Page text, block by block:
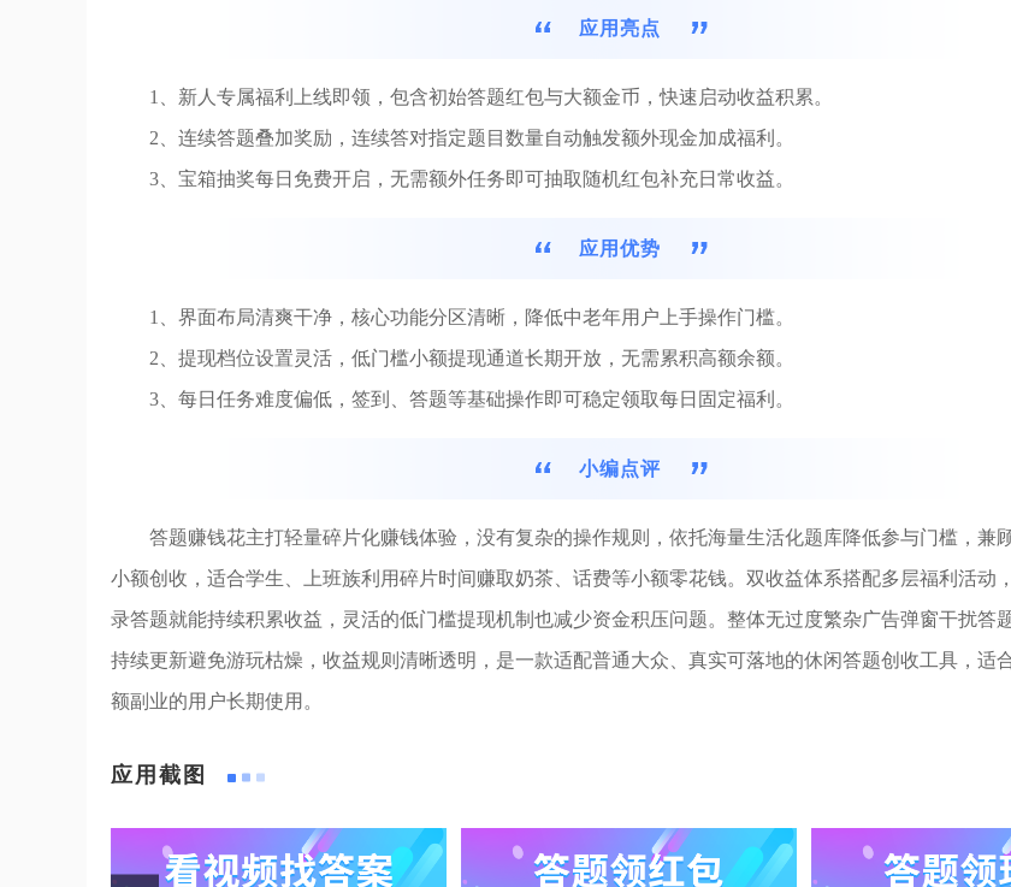
应用亮点
1、新人专属福利上线即领，包含初始答题红包与大额金币，快速启动收益积累。
2、连续答题叠加奖励，连续答对指定题目数量自动触发额外现金加成福利。
3、宝箱抽奖每日免费开启，无需额外任务即可抽取随机红包补充日常收益。
应用优势
1、界面布局清爽干净，核心功能分区清晰，降低中老年用户上手操作门槛。
2、提现档位设置灵活，低门槛小额提现通道长期开放，无需累积高额余额。
3、每日任务难度偏低，签到、答题等基础操作即可稳定领取每日固定福利。
小编点评
答题赚钱花主打轻量碎片化赚钱体验，没有复杂的操作规则，依托海量生活化题库降低参与门槛，兼
小额创收，适合学生、上班族利用碎片时间赚取奶茶、话费等小额零花钱。双收益体系搭配多层福利活动
录答题就能持续积累收益，灵活的低门槛提现机制也减少资金积压问题。整体无过度繁杂广告弹窗干扰答
持续更新避免游玩枯燥，收益规则清晰透明，是一款适配普通大众、真实可落地的休闲答题创收工具，适
额副业的用户长期使用。
应用截图